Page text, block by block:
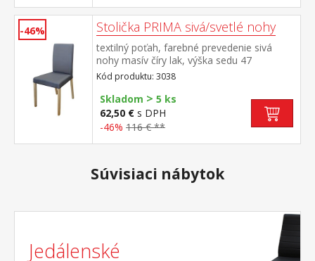
-46% Stolička PRIMA sivá/svetlé nohy
textilný poťah, farebné prevedenie sivá
nohy masív číry lak, výška sedu 47
cm odporúčaná nosnosť do 120 kg
Kód produktu: 3038
Skladom > 5 ks
62,50 € s DPH
-46% 116 € **
Súvisiaci nábytok
Jedálenské